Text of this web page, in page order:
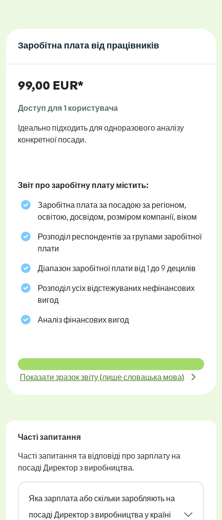
Заробітна плата від працівників
99,00 EUR*
Доступ для 1 користувача
Ідеально підходить для одноразового аналізу
конкретної посади.
Звіт про заробітну плату містить:
Заробітна плата за посадою за регіоном,
освітою, досвідом, розміром компанії, віком
Розподіл респондентів за групами заробітної
плати
Діапазон заробітної плати від 1 до 9 децилів
Розподіл усіх відстежуваних нефінансових
вигод
Аналіз фінансових вигод
Показати зразок звіту (лише словацька мова)
Часті запитання
Часті запитання та відповіді про зарплату на
посаді Директор з виробництва.
Яка зарплата або скільки заробляють на
посаді Директор з виробництва у країні